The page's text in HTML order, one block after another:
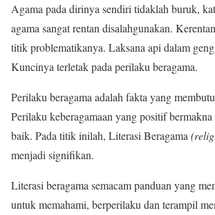
Agama pada dirinya sendiri tidaklah buruk,
agama sangat rentan disalahgunakan.
titik problematikanya. Laksana api dalam
Kuncinya terletak pada perilaku beragama.
Perilaku beragama adalah fakta yang
Perilaku keberagamaan yang positif
baik. Pada titik inilah, Literasi Beragama
menjadi signifikan.
Literasi beragama semacam panduan yang
untuk memahami, berperilaku dan terampil